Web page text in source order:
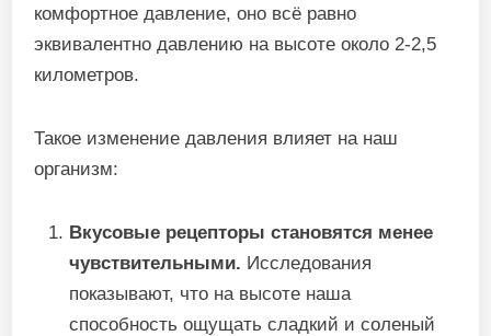
комфортное давление, оно всё равно
эквивалентно давлению на высоте около 2-2,5
километров.
Такое изменение давления влияет на наш
организм:
Вкусовые рецепторы становятся менее
чувствительными. Исследования
показывают, что на высоте наша
способность ощущать сладкий и соленый